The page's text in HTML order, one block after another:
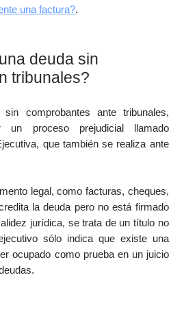
una factura?.
deuda sin
tribunales?
sin comprobantes ante tribunales,
un proceso prejudicial llamado
que también se realiza ante
legal, como facturas, cheques,
la deuda pero no está firmado
jurídica, se trata de un título no
sólo indica que existe una
ocupado como prueba en un juicio